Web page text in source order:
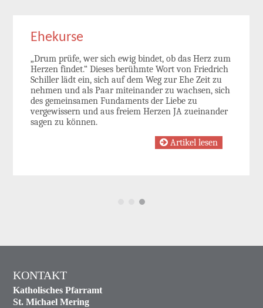
Ehekurse
„Drum prüfe, wer sich ewig bindet, ob das Herz zum
Herzen findet.“ Dieses berühmte Wort von Friedrich
Schiller lädt ein, sich auf dem Weg zur Ehe Zeit zu
nehmen und als Paar miteinander zu wachsen, sich
des gemeinsamen Fundaments der Liebe zu
vergewissern und aus freiem Herzen JA zueinander
sagen zu können.
Artikel lesen
KONTAKT
Katholisches Pfarramt
St. Michael Mering